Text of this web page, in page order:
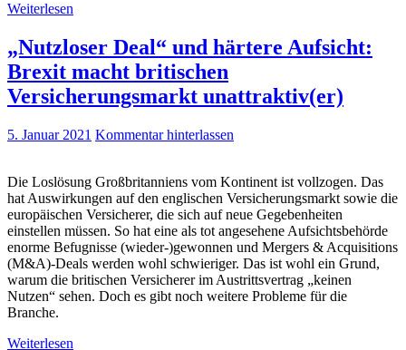
Weiterlesen
„Nutzloser Deal“ und härtere Aufsicht:
Brexit macht britischen
Versicherungsmarkt unattraktiv(er)
5. Januar 2021 Kommentar hinterlassen
Die Loslösung Großbritanniens vom Kontinent ist vollzogen. Das
hat Auswirkungen auf den englischen Versicherungsmarkt sowie die
europäischen Versicherer, die sich auf neue Gegebenheiten
einstellen müssen. So hat eine als tot angesehene Aufsichtsbehörde
enorme Befugnisse (wieder-)gewonnen und Mergers & Acquisitions
(M&A)-Deals werden wohl schwieriger. Das ist wohl ein Grund,
warum die britischen Versicherer im Austrittsvertrag „keinen
Nutzen“ sehen. Doch es gibt noch weitere Probleme für die
Branche.
Weiterlesen